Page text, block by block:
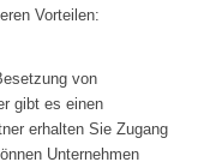
Vorteilen:
von
gibt es einen
erhalten Sie Zugang
Unternehmen